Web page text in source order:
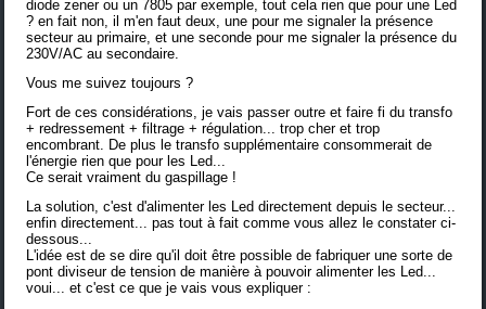
diode zener ou un 7805 par exemple, tout cela rien que pour une Led
? en fait non, il m'en faut deux, une pour me signaler la présence
secteur au primaire, et une seconde pour me signaler la présence du
230V/AC au secondaire.
Vous me suivez toujours ?
Fort de ces considérations, je vais passer outre et faire fi du transfo
+ redressement + filtrage + régulation... trop cher et trop
encombrant. De plus le transfo supplémentaire consommerait de
l'énergie rien que pour les Led...
Ce serait vraiment du gaspillage !
La solution, c'est d'alimenter les Led directement depuis le secteur...
enfin directement... pas tout à fait comme vous allez le constater ci-
dessous...
L'idée est de se dire qu'il doit être possible de fabriquer une sorte de
pont diviseur de tension de manière à pouvoir alimenter les Led...
voui... et c'est ce que je vais vous expliquer :